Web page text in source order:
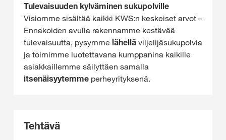
Tulevaisuuden kylväminen sukupolville
Visiomme sisältää kaikki KWS:n keskeiset arvot –
Ennakoiden avulla rakennamme kestävää
tulevaisuutta, pysymme lähellä viljelijäsukupolvia
ja toimimme luotettavana kumppanina kaikille
asiakkaillemme säilyttäen samalla
itsenäisyytemme perheyrityksenä.
Tehtävä